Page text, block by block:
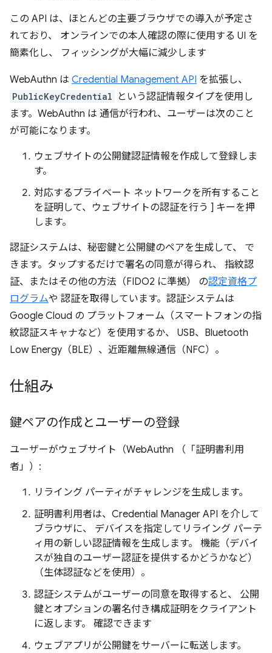
この API は、ほとんどの主要ブラウザでの導入が予定さ
れており、 オンラインでの本人確認の際に使用する UI を
簡素化し、 フィッシングが大幅に減少します
WebAuthn は Credential Management API を拡張し、
PublicKeyCredential
という認証情報タイプを使用し
ます。WebAuthn は 通信が行われ、ユーザーは次のこと
が可能になります。
ウェブサイトの公開鍵認証情報を作成して登録しま
す。
対応するプライベート ネットワークを所有すること
を証明して、ウェブサイトの認証を行う ] キーを押
します。
認証システムは、秘密鍵と公開鍵のペアを生成して、 で
きます。タップするだけで署名の同意が得られ、 指紋認
証、またはその他の方法（FIDO2 に準拠） の認定資格プ
ログラムや 認証を取得しています。認証システムは
Google Cloud の プラットフォーム（スマートフォンの指
紋認証スキャナなど）を使用するか、 USB、Bluetooth
Low Energy（BLE）、近距離無線通信（NFC）。
仕組み
鍵ペアの作成とユーザーの登録
ユーザーがウェブサイト（WebAuthn （「証明書利用
者」）:
リライング パーティがチャレンジを生成します。
証明書利用者は、Credential Manager API を介して
ブラウザに、 デバイスを指定してリライング パーテ
ィ用の新しい認証情報を生成します。 機能（デバイ
スが独自のユーザー認証を提供するかどうかなど）
（生体認証などを使用）。
認証システムがユーザーの同意を取得すると、 公開
鍵とオプションの署名付き構成証明をクライアント
に返します。 確認できます
ウェブアプリが公開鍵をサーバーに転送します。